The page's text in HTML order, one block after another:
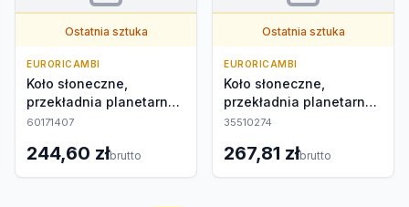
Ostatnia sztuka
EURORICAMBI
Koło słoneczne,
przekładnia planetarna
zewnętrzna
60171407
244,60 złbrutto
Ostatnia sztuka
EURORICAMBI
Koło słoneczne,
przekładnia planetarna
zewnętrzna
35510274
267,81 złbrutto